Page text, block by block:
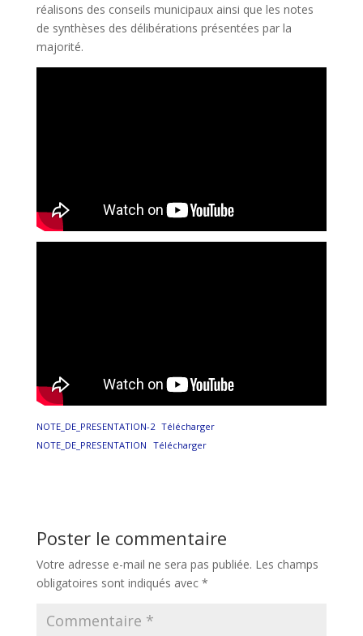
réalisons des conseils municipaux ainsi que les notes
de synthèses des délibérations présentées par la
majorité.
NOTE_DE_PRESENTATION-2 Télécharger
NOTE_DE_PRESENTATION
Télécharger
Poster le commentaire
Votre adresse e-mail ne sera pas publiée. Les champs
obligatoires sont indiqués avec *